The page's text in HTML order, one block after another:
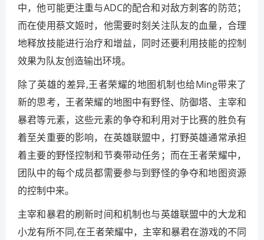
中，他可能更注重与ADC的配合和对敌方刺客的防范；
而在使用蔡文姬时，他需要时刻关注队友的血量，合理
地释放技能进行治疗和增益，同时还要利用技能的控制
效果为队友创造输出环境。
除了英雄的差异,王者荣耀的地图机制也给Ming带来了
新的思考，王者荣耀的地图中有野怪、防御塔、主宰和
暴君等元素，这些元素的争夺和利用对于比赛的胜负有
着至关重要的影响，在英雄联盟中，打野英雄通常承担
着主要的野怪控制和节奏带动任务；而在王者荣耀中，
团队中的每个成员都需要参与到野怪的争夺和地图资源
的控制中来。
主宰和暴君的刷新时间和机制也与英雄联盟中的大龙和
小龙有所不同,在王者荣耀中，主宰和暴君在游戏的不同